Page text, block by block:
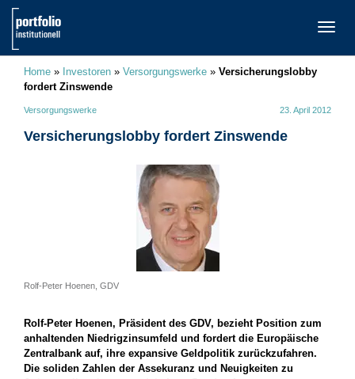
Home » Investoren » Versorgungswerke » Versicherungslobby
fordert Zinswende
Versorgungswerke 23. April 2012
Versicherungslobby fordert Zinswende
Rolf-Peter Hoenen, GDV
Rolf-Peter Hoenen, Präsident des GDV, bezieht Position zum
anhaltenden Niedrigzinsumfeld und fordert die Europäische
Zentralbank auf, ihre expansive Geldpolitik zurückzufahren.
Die soliden Zahlen der Assekuranz und Neuigkeiten zu